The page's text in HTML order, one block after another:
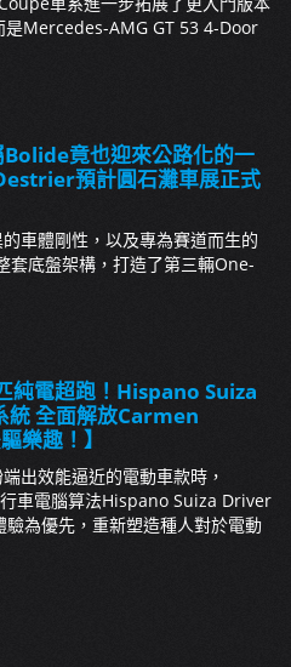
是Mercedes-AMG GT 53 4-Door
Bolide竟也迎來公路化的一
預計圓石灘車展正式
車體剛性，以及專為賽道而生的
底盤架構，打造了第三輛One-
純電超跑！Hispano Suiza
統 全面解放Carmen
樂趣！】
出效能逼近的電動車款時，
車電腦算法Hispano Suiza Driver
為優先，重新塑造種人對於電動